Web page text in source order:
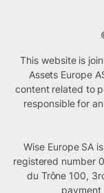
This website is
Assets Europe
content related to
responsible for
Wise Europe SA
registered number
du Trône 100,
payment